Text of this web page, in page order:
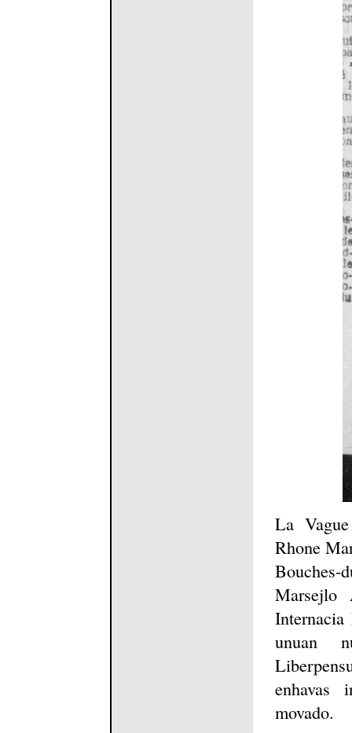
La
Rhone
Bouches-
Marsejlo
unuan
enhavas
movado.